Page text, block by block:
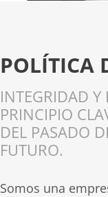
POLÍTICA
INTEGRIDAD
PRINCIPIO
DEL PASADO
FUTURO.
Somos una